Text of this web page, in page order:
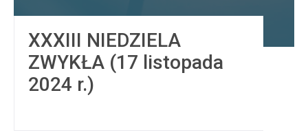
XXXIII NIEDZIELA
ZWYKŁA (17 listopada
2024 r.)